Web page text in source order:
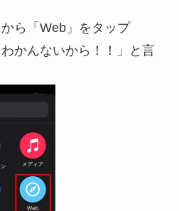
ら「Web」をタップ
かんないから！！」と言